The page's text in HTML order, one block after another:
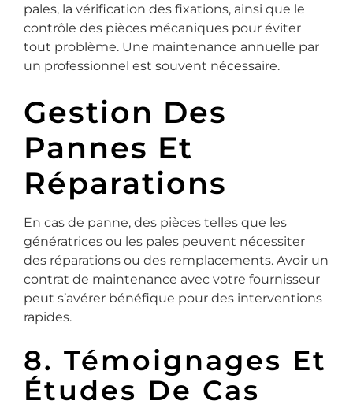
pales, la vérification des fixations, ainsi que le
contrôle des pièces mécaniques pour éviter
tout problème. Une maintenance annuelle par
un professionnel est souvent nécessaire.
Gestion Des
Pannes Et
Réparations
En cas de panne, des pièces telles que les
génératrices ou les pales peuvent nécessiter
des réparations ou des remplacements. Avoir un
contrat de maintenance avec votre fournisseur
peut s’avérer bénéfique pour des interventions
rapides.
8. Témoignages Et
Études De Cas